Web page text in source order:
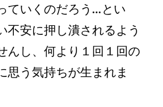
ていくのだろう…とい
不安に押し潰されるよう
んし、何より１回１回の
思う気持ちが生まれま